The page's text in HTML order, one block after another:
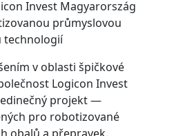
v oblasti špičkové
Logicon Invest
projekt —
pro robotizované